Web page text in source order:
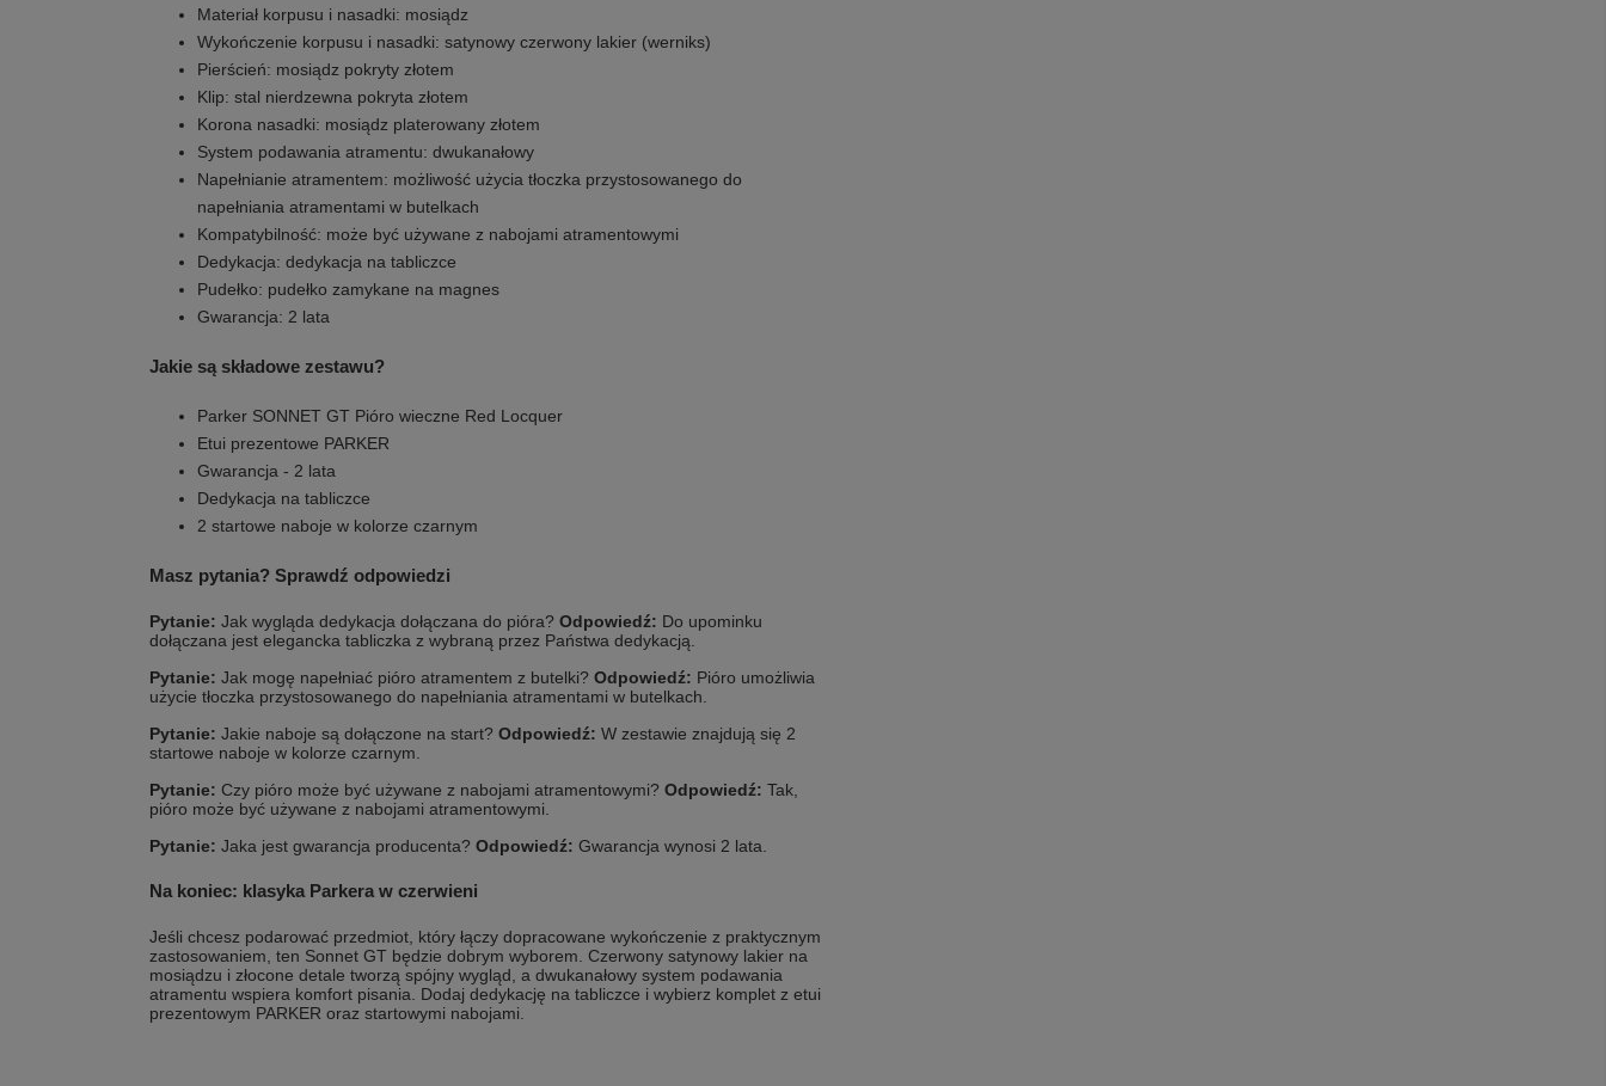
Materiał korpusu i nasadki: mosiądz
Wykończenie korpusu i nasadki: satynowy czerwony lakier (werniks)
Pierścień: mosiądz pokryty złotem
Klip: stal nierdzewna pokryta złotem
Korona nasadki: mosiądz platerowany złotem
System podawania atramentu: dwukanałowy
Napełnianie atramentem: możliwość użycia tłoczka przystosowanego do
napełniania atramentami w butelkach
Kompatybilność: może być używane z nabojami atramentowymi
Dedykacja: dedykacja na tabliczce
Pudełko: pudełko zamykane na magnes
Gwarancja: 2 lata
Jakie są składowe zestawu?
Parker SONNET GT Pióro wieczne Red Locquer
Etui prezentowe PARKER
Gwarancja - 2 lata
Dedykacja na tabliczce
2 startowe naboje w kolorze czarnym
Masz pytania? Sprawdź odpowiedzi
Pytanie: Jak wygląda dedykacja dołączana do pióra? Odpowiedź: Do upominku
dołączana jest elegancka tabliczka z wybraną przez Państwa dedykacją.
Pytanie: Jak mogę napełniać pióro atramentem z butelki? Odpowiedź: Pióro umożliwia
użycie tłoczka przystosowanego do napełniania atramentami w butelkach.
Pytanie: Jakie naboje są dołączone na start? Odpowiedź: W zestawie znajdują się 2
startowe naboje w kolorze czarnym.
Pytanie: Czy pióro może być używane z nabojami atramentowymi? Odpowiedź: Tak,
pióro może być używane z nabojami atramentowymi.
Pytanie: Jaka jest gwarancja producenta? Odpowiedź: Gwarancja wynosi 2 lata.
Na koniec: klasyka Parkera w czerwieni
Jeśli chcesz podarować przedmiot, który łączy dopracowane wykończenie z praktycznym
zastosowaniem, ten Sonnet GT będzie dobrym wyborem. Czerwony satynowy lakier na
mosiądzu i złocone detale tworzą spójny wygląd, a dwukanałowy system podawania
atramentu wspiera komfort pisania. Dodaj dedykację na tabliczce i wybierz komplet z etui
prezentowym PARKER oraz startowymi nabojami.